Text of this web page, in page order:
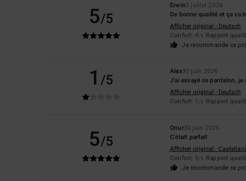
5/5
Erwin2 juillet 2026
De bonne qualité et ça va
Afficher original - Deutsch
Confort: 4/5 Rapport
Je recommande ce
1 /5 Alex30 juin 2026
J'ai essayé ce pantalon,
Afficher original - Deutsch
Confort: 1 /5 Rapport
5/5
Onur30 juin 2026
C'était parfait
Afficher original -
Confort: 5/5 Rapport
Je recommande ce